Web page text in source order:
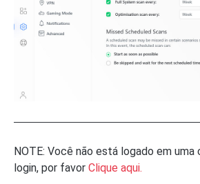
NOTE: Você não está logado em uma
login, por favor Clique aqui.